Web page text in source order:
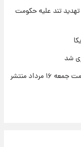
تند علیه حکومت
شد
قیمت خودروهای سایپا تغییر کرد؛ لیست قیمت جمعه ۱۶ مرداد منتشر